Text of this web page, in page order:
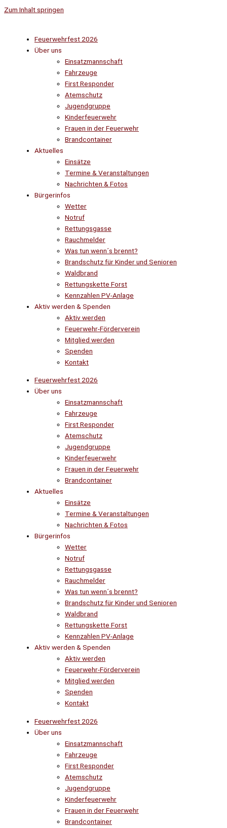
Zum Inhalt springen
Feuerwehrfest 2026
Über uns
Einsatzmannschaft
Fahrzeuge
First Responder
Atemschutz
Jugendgruppe
Kinderfeuerwehr
Frauen in der Feuerwehr
Brandcontainer
Aktuelles
Einsätze
Termine & Veranstaltungen
Nachrichten & Fotos
Bürgerinfos
Wetter
Notruf
Rettungsgasse
Rauchmelder
Was tun wenn´s brennt?
Brandschutz für Kinder und Senioren
Waldbrand
Rettungskette Forst
Kennzahlen PV-Anlage
Aktiv werden & Spenden
Aktiv werden
Feuerwehr-Förderverein
Mitglied werden
Spenden
Kontakt
Feuerwehrfest 2026
Über uns
Einsatzmannschaft
Fahrzeuge
First Responder
Atemschutz
Jugendgruppe
Kinderfeuerwehr
Frauen in der Feuerwehr
Brandcontainer
Aktuelles
Einsätze
Termine & Veranstaltungen
Nachrichten & Fotos
Bürgerinfos
Wetter
Notruf
Rettungsgasse
Rauchmelder
Was tun wenn´s brennt?
Brandschutz für Kinder und Senioren
Waldbrand
Rettungskette Forst
Kennzahlen PV-Anlage
Aktiv werden & Spenden
Aktiv werden
Feuerwehr-Förderverein
Mitglied werden
Spenden
Kontakt
Feuerwehrfest 2026
Über uns
Einsatzmannschaft
Fahrzeuge
First Responder
Atemschutz
Jugendgruppe
Kinderfeuerwehr
Frauen in der Feuerwehr
Brandcontainer